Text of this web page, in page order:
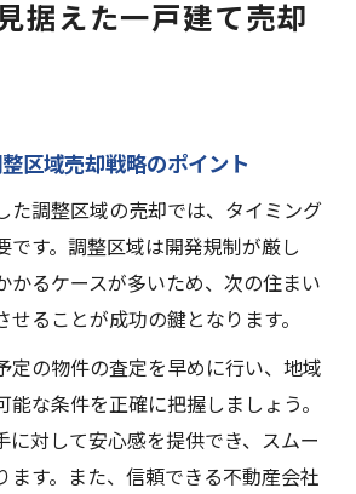
据えた一戸建て売却
区域売却戦略のポイント
た調整区域の売却では、タイミング
です。調整区域は開発規制が厳し
かるケースが多いため、次の住まい
ることが成功の鍵となります。
定の物件の査定を早めに行い、地域
な条件を正確に把握しましょう。
に対して安心感を提供でき、スムー
ます。また、信頼できる不動産会社